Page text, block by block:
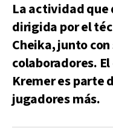
La actividad que
dirigida por el
Cheika, junto
colaboradores.
Kremer es parte
jugadores más.